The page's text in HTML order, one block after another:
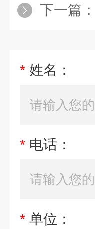
下一篇：
* 姓名：
* 电话：
* 单位：